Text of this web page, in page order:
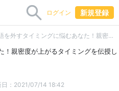
ログイン 新規登録
敬語を外すタイミングに悩むあなた！親密度が上がるタイミングを伝授します
日：2021/07/14 18:42